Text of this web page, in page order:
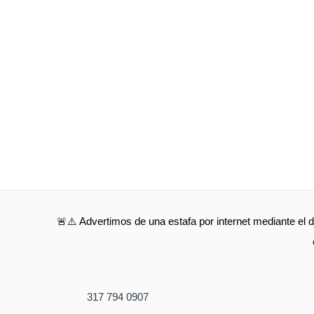
🚨⚠️ Advertimos de una estafa por internet mediante el
317 794 0907